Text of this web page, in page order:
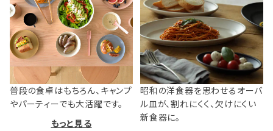
普段の食卓はもちろん、キャンプ
やパーティーでも大活躍です。
もっと見る
昭和の洋食器を思わせるオーバ
ル皿が、割れにくく、欠けにくい
新食器に。